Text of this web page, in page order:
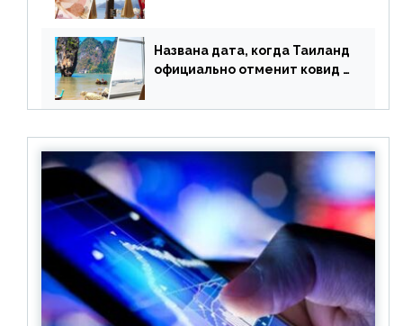
Названа дата, когда Таиланд
официально отменит ковид и